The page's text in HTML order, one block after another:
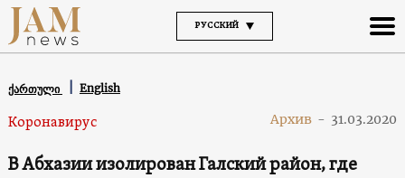
РУССКИЙ
ქართული English
Коронавирус Архив - 31.03.2020
В Абхазии изолирован Галский район, где